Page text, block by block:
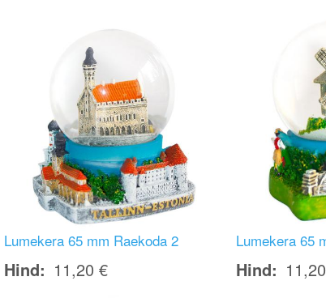
Lumekera 65 mm Raekoda 2
Hind 11,20 €
Lumekera 65
Hind